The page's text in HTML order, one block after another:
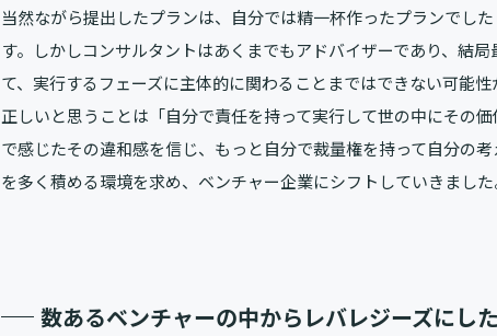
当然ながら提出したプランは、自分では精一杯作ったプランでし
す。しかしコンサルタントはあくまでもアドバイザーであり、結
て、実行するフェーズに主体的に関わることまではできない可能
正しいと思うことは「自分で責任を持って実行して世の中にその
で感じたその違和感を信じ、もっと自分で裁量権を持って自分の
を多く積める環境を求め、ベンチャー企業にシフトしていきました
数あるベンチャーの中からレバレジーズにし